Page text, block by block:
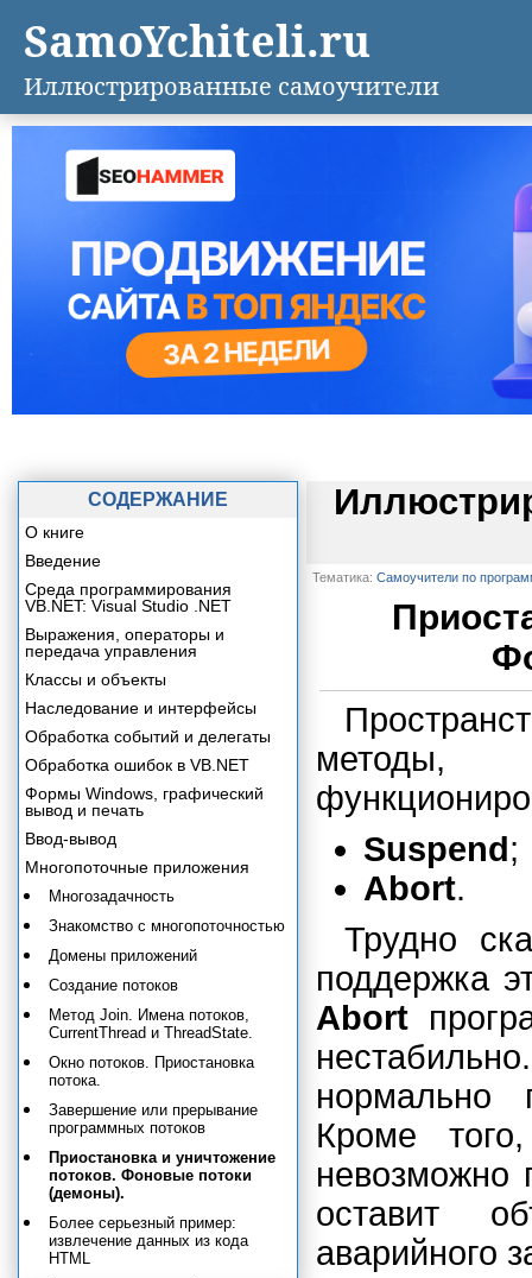
Тематика: Самоучители по
методы,
Suspend;
Abort.
Трудно
поддержка
Abort
нормально
Кроме
невозможно
оставит
аварийного
СОДЕРЖАНИЕ
О книге
Введение
Среда программирования
VB.NET: Visual Studio .NET
Выражения, операторы и
передача управления
Классы и объекты
Наследование и интерфейсы
Обработка событий и делегаты
Обработка ошибок в VB.NET
Формы Windows, графический
вывод и печать
Ввод-вывод
Многопоточные приложения
Многозадачность
Знакомство с многопоточностью
Домены приложений
Создание потоков
Метод Join. Имена потоков,
CurrentThread и ThreadState.
Окно потоков. Приостановка
потока.
Завершение или прерывание
программных потоков
Приостановка и уничтожение
потоков. Фоновые потоки
(демоны).
Более серьезный пример:
извлечение данных из кода
HTML
SamoYchiteli.ru
Иллюстрированные самоучители